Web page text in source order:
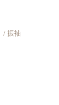
/ 振袖